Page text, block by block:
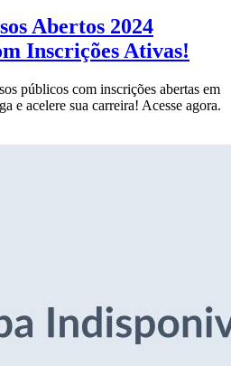
Abertos 2024
Inscrições Ativas!
públicos com inscrições abertas em
e acelere sua carreira! Acesse agora.